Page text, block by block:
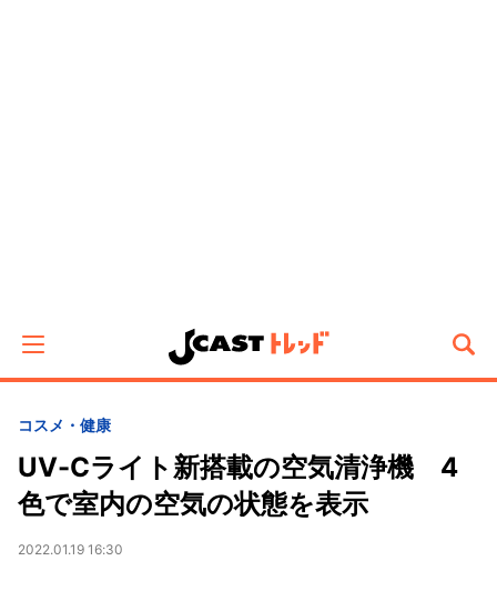
コスメ・健康
UV-Cライト新搭載の空気清浄機 4
色で室内の空気の状態を表示
2022.01.19 16:30